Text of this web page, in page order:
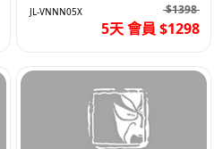
車5天
JL-VNNN05X $1398
5天 會員 $1298